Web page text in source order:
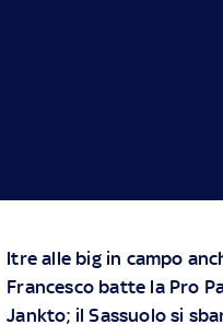
ltre alle big in campo
Francesco batte la Pro
Jankto; il Sassuolo si